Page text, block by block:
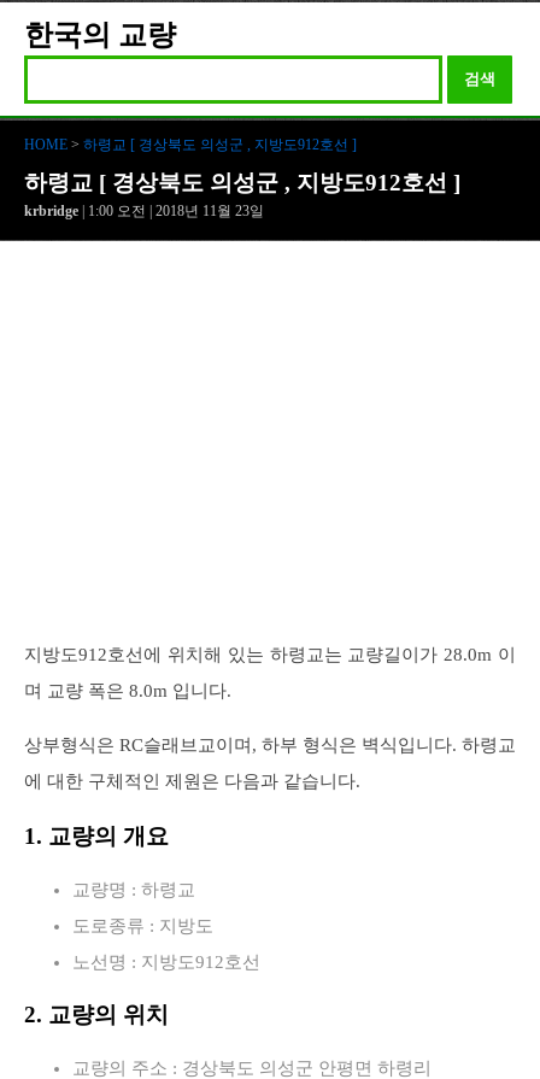
한국의 교량
검색
HOME > 하령교 [ 경상북도 의성군 , 지방도912호선 ]
하령교 [ 경상북도 의성군 , 지방도912호선 ]
krbridge | 1:00 오전 | 2018년 11월 23일
지방도912호선에 위치해 있는 하령교는 교량길이가 28.0m 이
며 교량 폭은 8.0m 입니다.
상부형식은 RC슬래브교이며, 하부 형식은 벽식입니다. 하령교
에 대한 구체적인 제원은 다음과 같습니다.
1. 교량의 개요
교량명 : 하령교
도로종류 : 지방도
노선명 : 지방도912호선
2. 교량의 위치
교량의 주소 : 경상북도 의성군 안평면 하령리